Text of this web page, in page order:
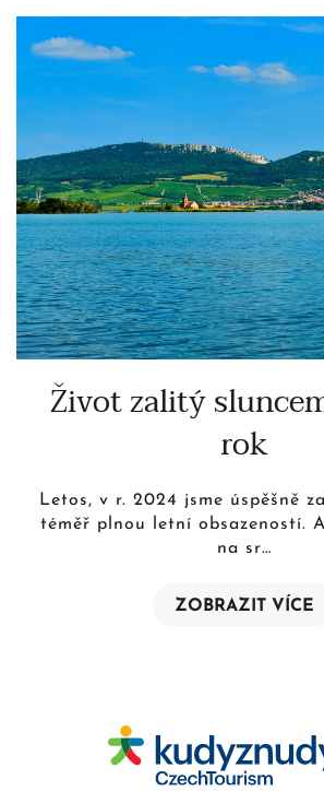
Život zalitý
rok
Letos, v r. 2024 jsme úspěšně
téměř plnou letní obsazeností.
na sr…
ZOBRAZIT VÍCE